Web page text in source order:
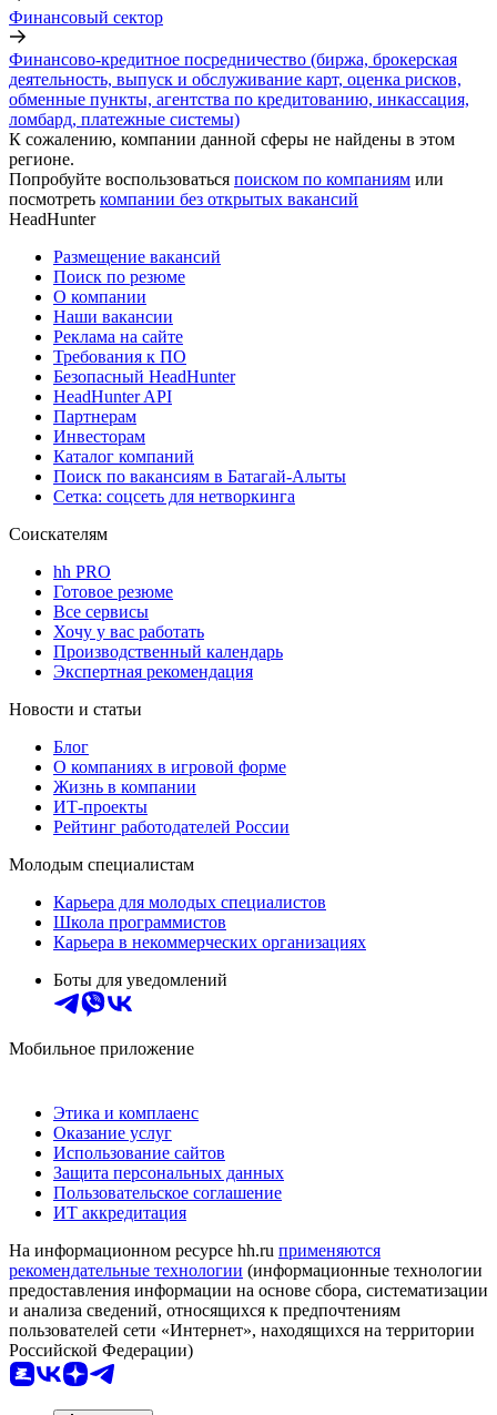
Финансовый сектор
Финансово-кредитное посредничество (биржа, брокерская
деятельность, выпуск и обслуживание карт, оценка рисков,
обменные пункты, агентства по кредитованию, инкассация,
ломбард, платежные системы)
К сожалению, компании данной сферы не найдены в этом
регионе.
Попробуйте воспользоваться поиском по компаниям или
посмотреть компании без открытых вакансий
HeadHunter
Размещение вакансий
Поиск по резюме
О компании
Наши вакансии
Реклама на сайте
Требования к ПО
Безопасный HeadHunter
HeadHunter API
Партнерам
Инвесторам
Каталог компаний
Поиск по вакансиям в Батагай-Алыты
Сетка: соцсеть для нетворкинга
Соискателям
hh PRO
Готовое резюме
Все сервисы
Хочу у вас работать
Производственный календарь
Экспертная рекомендация
Новости и статьи
Блог
О компаниях в игровой форме
Жизнь в компании
ИТ-проекты
Рейтинг работодателей России
Молодым специалистам
Карьера для молодых специалистов
Школа программистов
Карьера в некоммерческих организациях
Боты для уведомлений
Мобильное приложение
Этика и комплаенс
Оказание услуг
Использование сайтов
Защита персональных данных
Пользовательское соглашение
ИТ аккредитация
На информационном ресурсе hh.ru применяются
рекомендательные технологии (информационные технологии
предоставления информации на основе сбора, систематизации
и анализа сведений, относящихся к предпочтениям
пользователей сети «Интернет», находящихся на территории
Российской Федерации)